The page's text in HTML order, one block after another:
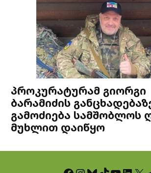
პროკურატურამ გიორგი
ბარამიძის
გამოძიება სამშობლოს
მუხლით დაიწყო